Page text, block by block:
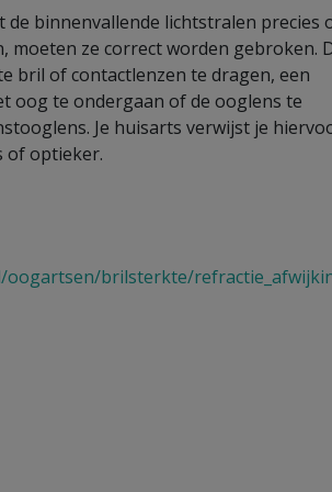
binnenvallende lichtstralen precies
moeten ze correct worden gebroken.
bril of contactlenzen te dragen, een
oog te ondergaan of de ooglens te
Je huisarts verwijst je
of optieker.
oogartsen/brilsterkte/